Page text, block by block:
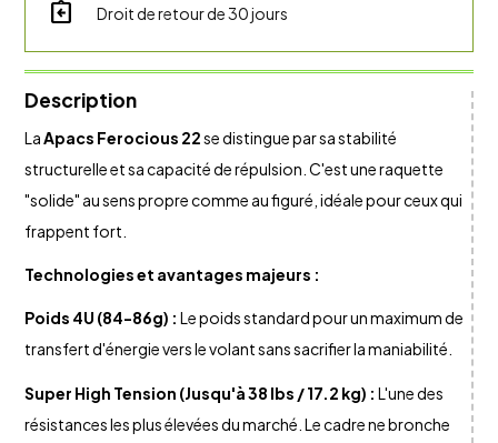
assignment_return Droit de retour de 30 jours
Description
LaApacs Ferocious 22se distingue par sa stabilité
structurelle et sa capacité de répulsion. C'est une raquette
"solide" au sens propre comme au figuré, idéale pour ceux qui
frappent fort.
Technologies et avantages majeurs :
Poids 4U (84-86g) : Le poids standard pour un maximum de
transfert d'énergie vers le volant sans sacrifier la maniabilité.
Super High Tension (Jusqu'à 38 lbs / 17.2 kg) : L'une des
résistances les plus élevées du marché. Le cadre ne bronche